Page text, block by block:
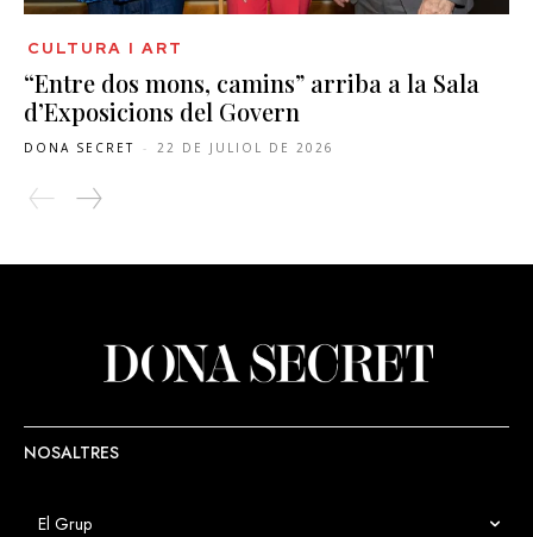
CULTURA I ART
“Entre dos mons, camins” arriba a la Sala
d’Exposicions del Govern
DONA SECRET - 22 DE JULIOL DE 2026
NOSALTRES
El Grup